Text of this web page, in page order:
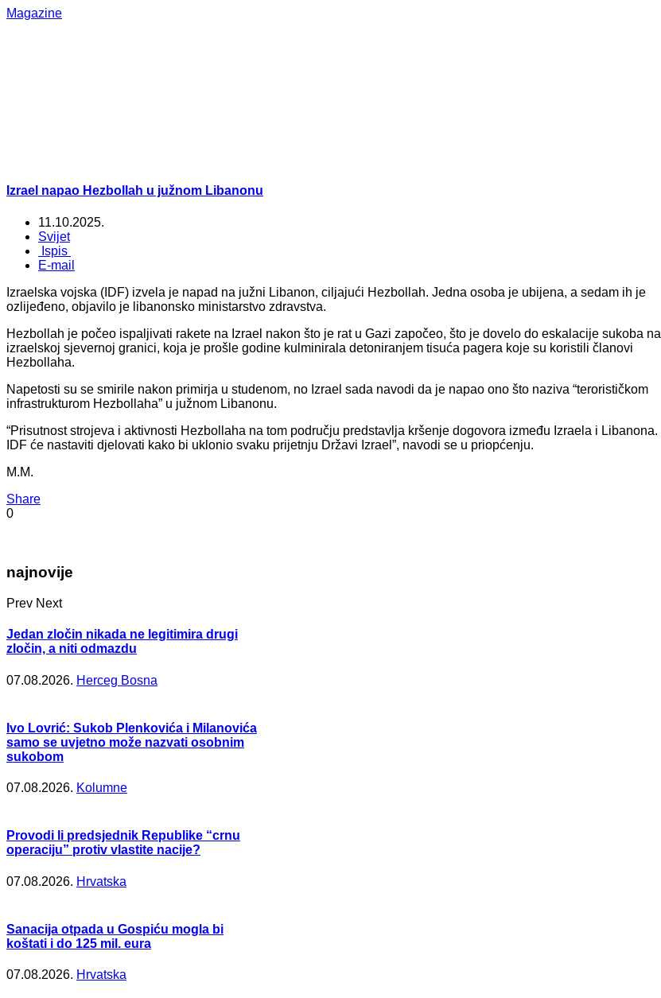
Magazine
Izrael napao Hezbollah u južnom Libanonu
11.10.2025.
Svijet
Ispis
E-mail
Izraelska vojska (IDF) izvela je napad na južni Libanon, ciljajući Hezbollah. Jedna osoba je ubijena, a sedam ih je
ozlijeđeno, objavilo je libanonsko ministarstvo zdravstva.
Hezbollah je počeo ispaljivati rakete na Izrael nakon što je rat u Gazi započeo, što je dovelo do eskalacije sukoba na
izraelskoj sjevernoj granici, koja je prošle godine kulminirala detoniranjem tisuća pagera koje su koristili članovi
Hezbollaha.
Napetosti su se smirile nakon primirja u studenom, no Izrael sada navodi da je napao ono što naziva “terorističkom
infrastrukturom Hezbollaha” u južnom Libanonu.
“Prisutnost strojeva i aktivnosti Hezbollaha na tom području predstavlja kršenje dogovora između Izraela i Libanona.
IDF će nastaviti djelovati kako bi uklonio svaku prijetnju Državi Izrael”, navodi se u priopćenju.
M.M.
Share
0
najnovije
Prev Next
Jedan zločin nikada ne legitimira drugi
zločin, a niti odmazdu
07.08.2026. Herceg Bosna
Ivo Lovrić: Sukob Plenkovića i Milanovića
samo se uvjetno može nazvati osobnim
sukobom
07.08.2026. Kolumne
Provodi li predsjednik Republike “crnu
operaciju” protiv vlastite nacije?
07.08.2026. Hrvatska
Sanacija otpada u Gospiću mogla bi
koštati i do 125 mil. eura
07.08.2026. Hrvatska